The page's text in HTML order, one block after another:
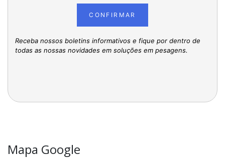
CONFIRMAR
Receba nossos boletins informativos e fique por dentro de
todas as nossas novidades em soluções em pesagens.
Mapa Google